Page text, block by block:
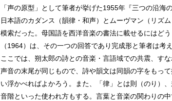
「声の原型」として筆者が挙げた1955年『三つの沿
日本語のカダンス（韻律・和声）とムーヴマン（リズ
模索だった。母国語を西洋音楽の書法に載せるにはど
（1964）は、その一つの回答であり完成形と筆者は考え
ここでは、朔太郎の詩との音楽・言語域での共震、す
声音の末尾が同じもので、詩や韻文は同韻の字をもっ
い浮かべればよかろう。また、「律」とは則（のり）
音階といった使われ方もする。言葉と音楽の関わりの